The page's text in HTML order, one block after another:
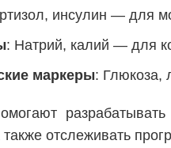
инсулин — для
: Натрий, калий — для
маркеры: Глюкоза,
отслеживать